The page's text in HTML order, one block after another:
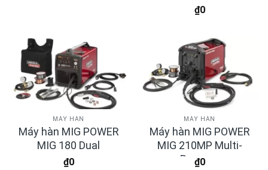
₫0
MÁY HÀN
Máy hàn MIG POWER
MIG 180 Dual
₫0
MÁY HÀN
Máy hàn MIG POWER
MIG 210MP Multi-
Process
₫0